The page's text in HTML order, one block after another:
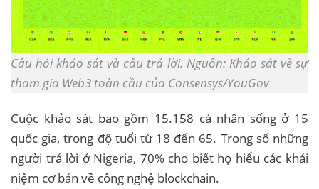
Câu hỏi khảo sát và câu trả lời. Nguồn: Khảo sát về sự
tham gia Web3 toàn cầu của Consensys/YouGov
Cuộc khảo sát bao gồm 15.158 cá nhân sống ở 15
quốc gia, trong độ tuổi từ 18 đến 65. Trong số những
người trả lời ở Nigeria, 70% cho biết họ hiểu các khái
niệm cơ bản về công nghệ blockchain.